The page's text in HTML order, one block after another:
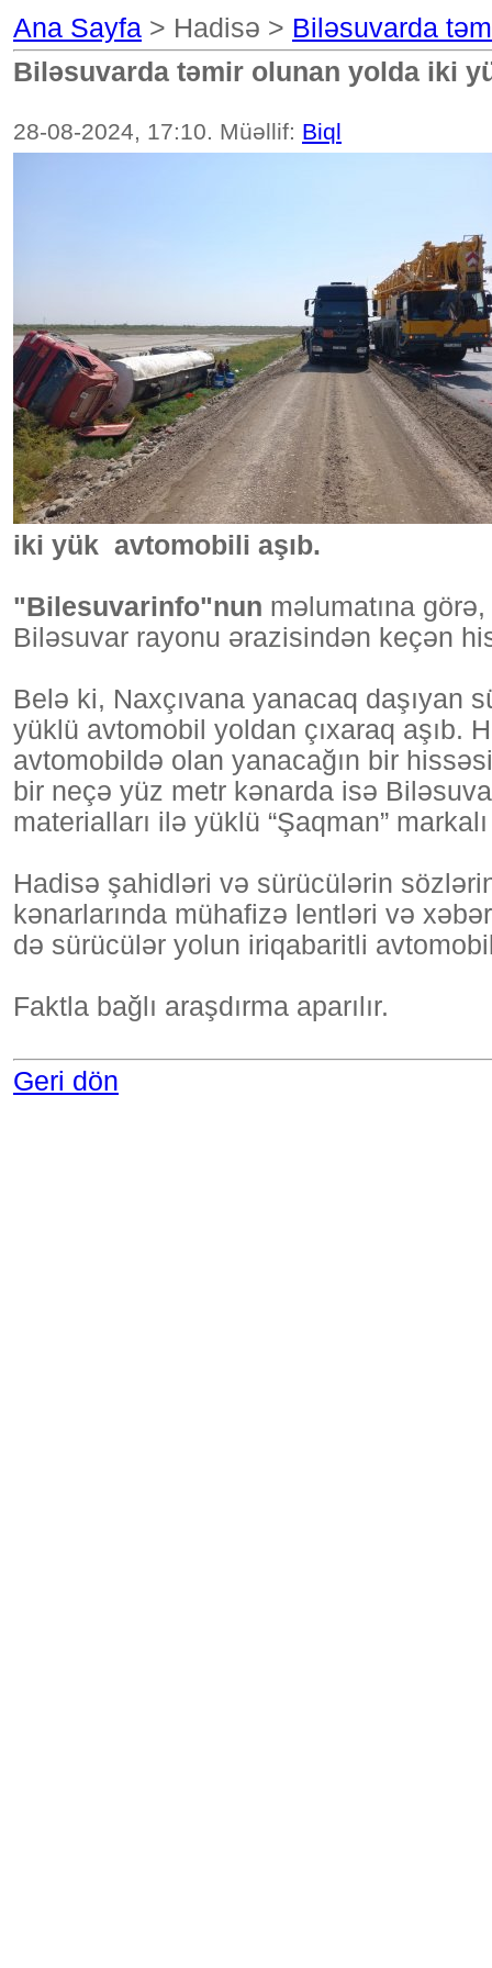
Ana Sayfa > Hadisə > Biləsuvarda
Biləsuvarda təmir olunan yolda iki
28-08-2024, 17:10. Müəllif: Biql
iki yük avtomobili aşıb.
"Bilesuvarinfo"nun məlumatına
Biləsuvar rayonu ərazisindən keçən
Belə ki, Naxçıvana yanacaq daşıyan
yüklü avtomobil yoldan çıxaraq aşıb.
avtomobildə olan yanacağın bir
bir neçə yüz metr kənarda isə
materialları ilə yüklü “Şaqman”
Hadisə şahidləri və sürücülərin
kənarlarında mühafizə lentləri və
də sürücülər yolun iriqabaritli
Faktla bağlı araşdırma aparılır.
Geri dön